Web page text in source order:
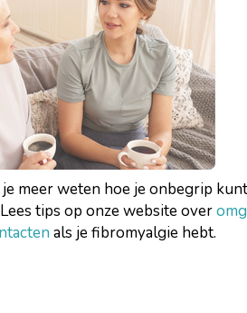
meer weten hoe je onbegrip kunt
tips op onze website over
als je fibromyalgie hebt.